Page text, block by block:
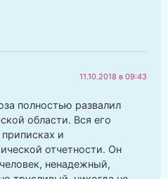
11.10.2018 в 09:43
полностью развалил
области. Вся его
и
отчетности. Он
ненадежный,